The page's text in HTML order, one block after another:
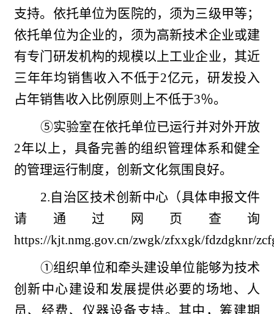
支持。依托单位为医院的，须为三级甲等；
依托单位为企业的，须为高新技术企业或建
有专门研发机构的规模以上工业企业，其近
三年年均销售收入不低于2亿元，研发投入
占年销售收入比例原则上不低于3％。
⑤实验室在依托单位已运行并对外开放
2年以上，具备完善的组织管理体系和健全
的管理运行制度，创新文化氛围良好。
2.自治区技术创新中心（具体申报文件
请通过网页查询
https://kjt.nmg.gov.cn/zwgk/zfxxgk/fdzdgknr/
①组织单位和牵头建设单位能够为技术
创新中心建设和发展提供必要的场地、人
员、经费、仪器设备支持。其中，筹建期